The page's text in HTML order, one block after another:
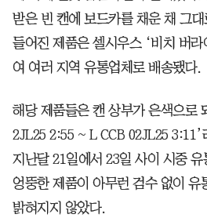
받은 빈 캔에 보드카를 채운 채 그
들어진 제품은 셀시우스 ‘비치 버
여 여러 지역 유통업체로 배송됐다.
해당 제품들은 캔 상부가 은색으로
2JL25 2:55 ~ L CCB 02JL25 3:11’
지난달 21일에서 23일 사이 시중
엉뚱한 제품이 아무런 검수 없이 유
밝혀지지 않았다.